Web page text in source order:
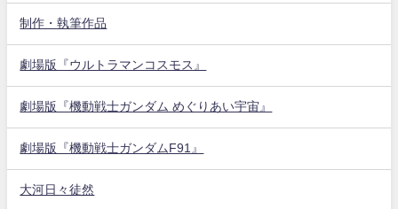
制作・執筆作品
劇場版『ウルトラマンコスモス』
劇場版『機動戦士ガンダム めぐりあい宇宙』
劇場版『機動戦士ガンダムF91』
大河日々徒然